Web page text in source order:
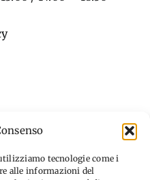
tecnologie come i
alle informazioni del